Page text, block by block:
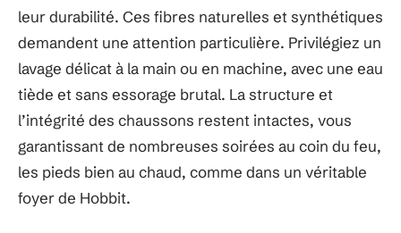
leur durabilité. Ces fibres naturelles et synthétiques
demandent une attention particulière. Privilégiez un
lavage délicat à la main ou en machine, avec une eau
tiède et sans essorage brutal. La structure et
l’intégrité des chaussons restent intactes, vous
garantissant de nombreuses soirées au coin du feu,
les pieds bien au chaud, comme dans un véritable
foyer de Hobbit.